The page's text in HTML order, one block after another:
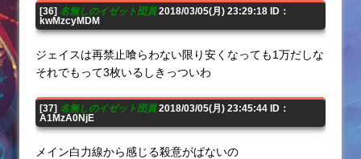
[36] 名無しのイゼット団員2018/03/05(月) 23:29:18 ID：
kwMzcyMDM
ジェイスは再禁止喰らわない限り安くなっても1万だしな
それでもって3枚いるしきっついわ
[37] 名無しのイゼット団員2018/03/05(月) 23:45:44 ID：
A1MzA0NjE
メイン白力線から感じる殺意がぱないの